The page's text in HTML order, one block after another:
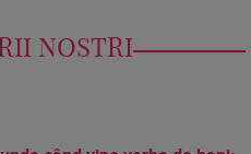
NOSTRI